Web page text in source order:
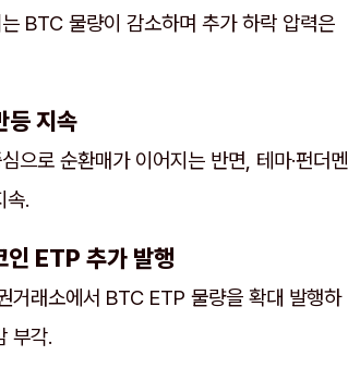
BTC 물량이 감소하며 추가 하락 압력은
등 지속
으로 순환매가 이어지는 반면, 테마·펀더멘
속.
ETP 추가 발행
거래소에서 BTC ETP 물량을 확대 발행하
부각.